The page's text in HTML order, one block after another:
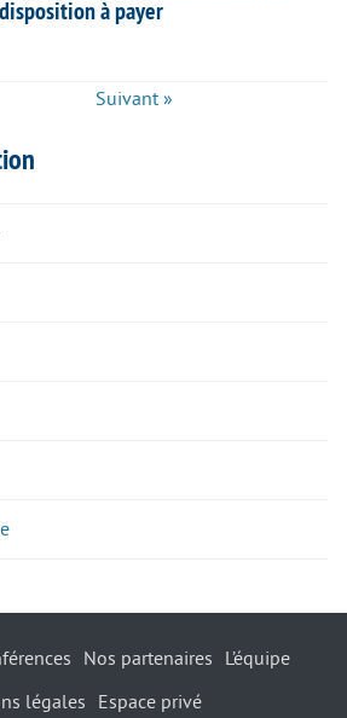
à payer
Suivant »
Nos partenaires
L’équipe
légales
Espace privé